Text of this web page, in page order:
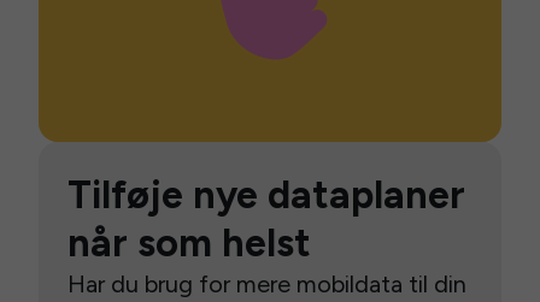
Tilføje nye dataplaner
når som helst
Har du brug for mere mobildata til din